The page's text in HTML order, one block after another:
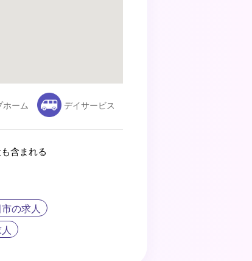
ホーム デイサービス
含まれる
の求人